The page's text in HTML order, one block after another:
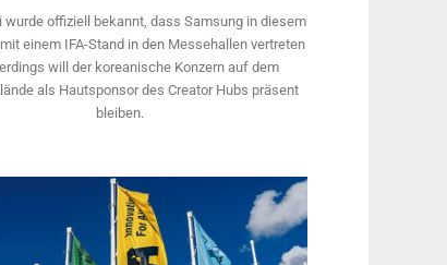
wurde offiziell bekannt, dass Samsung in diesem
einem IFA-Stand in den Messehallen vertreten
will ­der koreanische Konzern auf dem
als Hautsponsor des Creator Hubs präsent
bleiben.